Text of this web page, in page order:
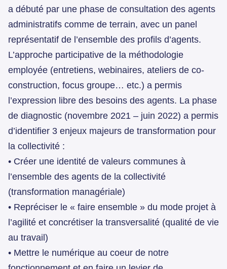
a débuté par une phase de consultation des agents
administratifs comme de terrain, avec un panel
représentatif de l’ensemble des profils d’agents.
L’approche participative de la méthodologie
employée (entretiens, webinaires, ateliers de co-
construction, focus groupe… etc.) a permis
l’expression libre des besoins des agents. La phase
de diagnostic (novembre 2021 – juin 2022) a permis
d’identifier 3 enjeux majeurs de transformation pour
la collectivité :
• Créer une identité de valeurs communes à
l’ensemble des agents de la collectivité
(transformation managériale)
• Repréciser le « faire ensemble » du mode projet à
l’agilité et concrétiser la transversalité (qualité de vie
au travail)
• Mettre le numérique au coeur de notre